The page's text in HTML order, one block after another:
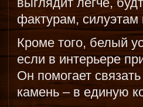
фактурам, силуэтам
Кроме того, белый
если в интерьере
Он помогает
камень – в единую